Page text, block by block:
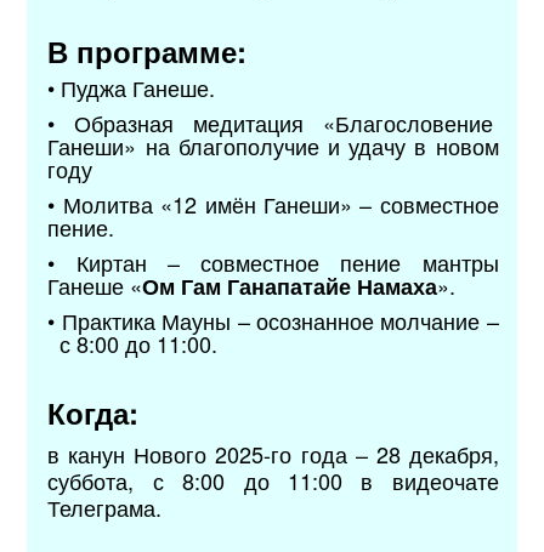
В программе:
• Пуджа Ганеше.
•
Образная медитация «Благословение
Ганеши» на благополучие и удачу в новом
году
• Молитва «12 имён Ганеши» – совместное
пение.
• Киртан – совместное пение мантры
Ганеше «Ом Гам Ганапатайе Намаха».
• Практика Мауны – осознанное молчание –
с 8:00 до 11:00.
Когда:
в канун Нового 2025-го года – 28 декабря,
суббота, с 8:00 до 11:00 в видеочате
Телеграма.